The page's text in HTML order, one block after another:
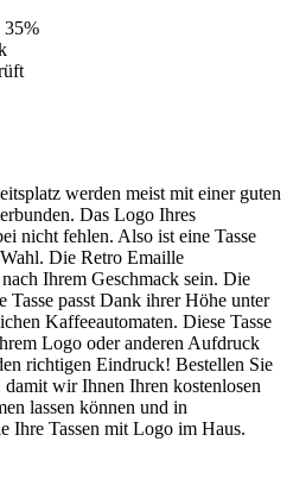
35%
werden meist mit einer guten
Das Logo Ihres
nicht fehlen. Also ist eine Tasse
Die Retro Emaille
Ihrem Geschmack sein. Die
Tasse passt Dank ihrer Höhe unter
Kaffeeautomaten. Diese Tasse
Logo oder anderen Aufdruck
richtigen Eindruck! Bestellen Sie
damit wir Ihnen Ihren kostenlosen
lassen können und in
Ihre Tassen mit Logo im Haus.